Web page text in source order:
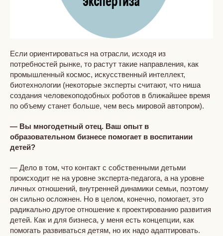
Если ориентироваться на отрасли, исходя из
потребностей рынке, то растут такие направления, как
промышленный космос, искусственный интеллект,
биотехнологии (некоторые эксперты считают, что ниша
создания человекоподобных роботов в ближайшее время
по объему станет больше, чем весь мировой автопром).
— Вы многодетный отец. Ваш опыт в
образовательном бизнесе помогает в воспитании
детей?
— Дело в том, что контакт с собственными детьми
происходит не на уровне эксперта-педагога, а на уровне
личных отношений, внутренней динамики семьи, поэтому
он сильно осложнен. Но в целом, конечно, помогает, это
радикально другое отношение к проектированию развития
детей. Как и для бизнеса, у меня есть концепции, как
помогать развиваться детям, но их надо адаптировать.